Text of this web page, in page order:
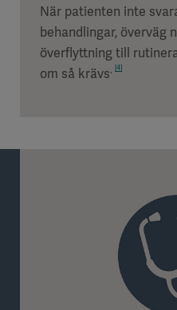
När patienten inte
behandlingar, överväg
överflyttning till
om så krävs. [4]